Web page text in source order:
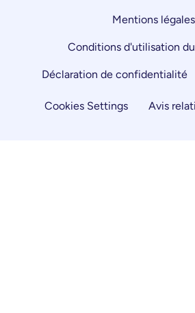
Mentions légales
Conditions d'utilisation
Déclaration de confidentialité
Cookies Settings Avis